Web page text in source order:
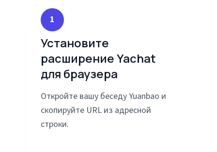
1
Установите
расширение Yachat
для браузера
Откройте вашу беседу Yuanbao и
скопируйте URL из адресной
строки.